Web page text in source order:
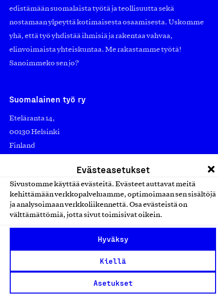
Evästeasetukset
Sivustomme käyttää evästeitä. Evästeet auttavat meitä
kehittämään verkkopalveluamme, optimoimaan sen sisältöjä
ja analysoimaan verkkoliikennettä. Osa evästeistä on
välttämättömiä, jotta sivut toimisivat oikein.
Hyväksy
Kiellä
Asetukset
edistämään suomalaista työtä ja teollisuutta sekä
nostamaan ylpeyttä kotimaisesta osaamisesta. Uskomme
yhä, että työ yhdistää ihmisiä ja rakentaa vahvaa,
elinvoimaista yhteiskuntaa. Me rakastamme työtä!
Sanoimmeko sen jo?
Suomalainen työ ry
Eteläranta 14,
00130 Helsinki
Finland
laskutus@suomalainentyo.fi
Avainlippu
Design From Finland